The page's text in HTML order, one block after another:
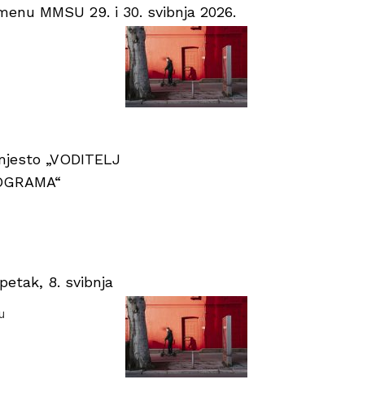
MMSU 29. i 30. svibnja 2026.
„VODITELJ
8. svibnja